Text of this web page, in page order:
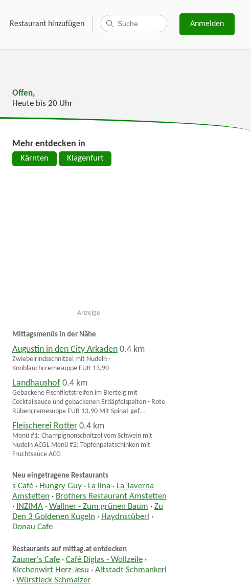
Restaurant hinzufügen Anmelden
Offen,
Heute bis 20 Uhr
Mehr entdecken in
Kärnten Klagenfurt
Anzeige
Mittagsmenüs in der Nähe
Augustin in den City Arkaden 0.4 km
Zwiebelrindsschnitzel mit Nudeln -
Knoblauchcremesuppe EUR 13,90
Landhaushof 0.4 km
Gebackene Fischfiletstreifen im Bierteig mit
Cocktailsauce und gebackenen Erdäpfelspalten - Rote
Rübencremesuppe EUR 13,90 Mit Spinat gef...
Fleischerei Rotter 0.4 km
Menü #1: Champignonschnitzel vom Schwein mit
Nudeln ACGL Menü #2: Topfenpalatschinken mit
Fruchtsauce ACG
Neu eingetragene Restaurants
s Café· Hungry Guy· La lina · La Taverna
Amstetten · Brothers Restaurant Amstetten
· INZIMA· Wallner - Zum grünen Baum · Zu
Den 3 Goldenen Kugeln · Haydnstüberl ·
Donau Cafe
Restaurants auf mittag.at entdecken
Zauner's Cafe· Café Diglas - Wollzeile·
Kirchenwirt Herz-Jesu · Altstadt-Schmankerl
· Würstleck Schmalzer